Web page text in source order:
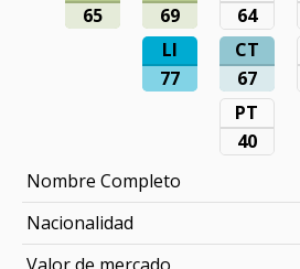
65
69
64
LI
77
CT
67
PT
40
Nombre Completo
Nacionalidad